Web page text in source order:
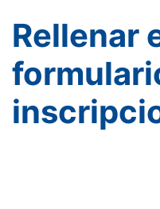
Rellenar